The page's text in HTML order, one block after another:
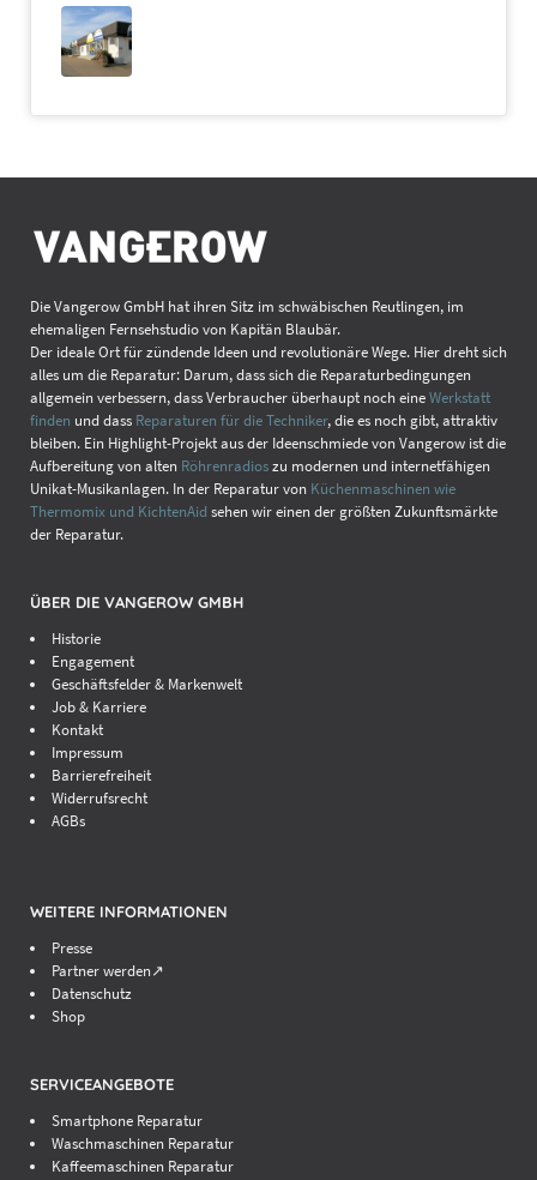
Die Vangerow GmbH hat ihren Sitz im schwäbischen Reutlingen, im
ehemaligen Fernsehstudio von Kapitän Blaubär.
Der ideale Ort für zündende Ideen und revolutionäre Wege. Hier dreht sich
alles um die Reparatur: Darum, dass sich die Reparaturbedingungen
allgemein verbessern, dass Verbraucher überhaupt noch eineWerkstatt
finden und dass Reparaturen für die Techniker, die es noch gibt, attraktiv
bleiben. Ein Highlight-Projekt aus der Ideenschmiede von Vangerow ist die
Aufbereitung von alten Röhrenradioszu modernen und internetfähigen
Unikat-Musikanlagen. In der Reparatur von Küchenmaschinen wie
Thermomix und KichtenAid sehen wir einen der größten Zukunftsmärkte
der Reparatur.
ÜBER DIE VANGEROW GMBH
Historie
Engagement
Geschäftsfelder & Markenwelt
Job & Karriere
Kontakt
Impressum
Barrierefreiheit
Widerrufsrecht
AGBs
WEITERE INFORMATIONEN
Presse
Partner werden↗
Datenschutz
Shop
SERVICEANGEBOTE
Smartphone Reparatur
Waschmaschinen Reparatur
Kaffeemaschinen Reparatur